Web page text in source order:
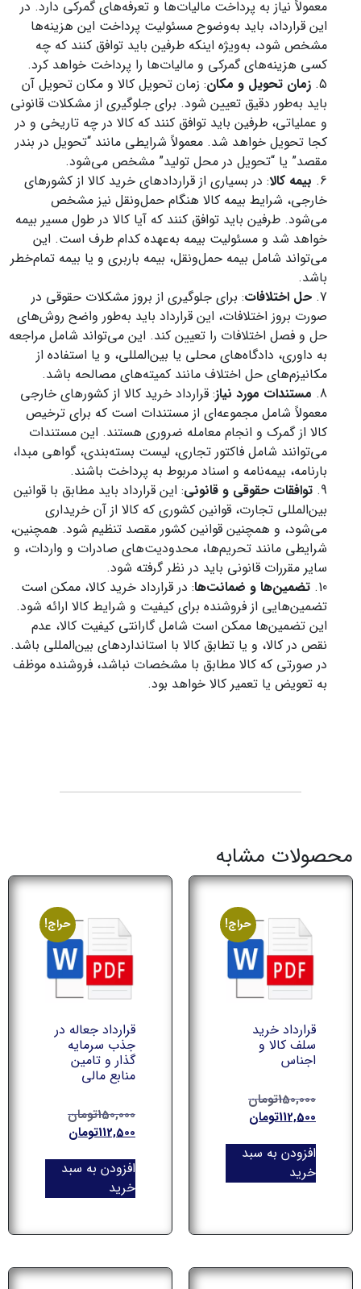
معمولاً نیاز به پرداخت مالیات‌ها و تعرفه‌های گمرکی دارد. در
این قرارداد، باید به‌وضوح مسئولیت پرداخت این هزینه‌ها
مشخص شود، به‌ویژه اینکه طرفین باید توافق کنند که چه
کسی هزینه‌های گمرکی و مالیات‌ها را پرداخت خواهد کرد.
زمان تحویل و مکان: زمان تحویل کالا و مکان تحویل آن
باید به‌طور دقیق تعیین شود. برای جلوگیری از مشکلات قانونی
و عملیاتی، طرفین باید توافق کنند که کالا در چه تاریخی و در
کجا تحویل خواهد شد. معمولاً شرایطی مانند “تحویل در بندر
مقصد” یا “تحویل در محل تولید” مشخص می‌شود.
بیمه کالا: در بسیاری از قراردادهای خرید کالا از کشورهای
خارجی، شرایط بیمه کالا هنگام حمل‌ونقل نیز مشخص
می‌شود. طرفین باید توافق کنند که آیا کالا در طول مسیر بیمه
خواهد شد و مسئولیت بیمه به‌عهده کدام طرف است. این
می‌تواند شامل بیمه حمل‌ونقل، بیمه باربری و یا بیمه تمام‌خطر
باشد.
حل اختلافات: برای جلوگیری از بروز مشکلات حقوقی در
صورت بروز اختلافات، این قرارداد باید به‌طور واضح روش‌های
حل و فصل اختلافات را تعیین کند. این می‌تواند شامل مراجعه
به داوری، دادگاه‌های محلی یا بین‌المللی، و یا استفاده از
مکانیزم‌های حل اختلاف مانند کمیته‌های مصالحه باشد.
مستندات مورد نیاز: قرارداد خرید کالا از کشورهای خارجی
معمولاً شامل مجموعه‌ای از مستندات است که برای ترخیص
کالا از گمرک و انجام معامله ضروری هستند. این مستندات
می‌توانند شامل فاکتور تجاری، لیست بسته‌بندی، گواهی مبدا،
بارنامه، بیمه‌نامه و اسناد مربوط به پرداخت باشند.
توافقات حقوقی و قانونی: این قرارداد باید مطابق با قوانین
بین‌المللی تجارت، قوانین کشوری که کالا از آن خریداری
می‌شود، و همچنین قوانین کشور مقصد تنظیم شود. همچنین،
شرایطی مانند تحریم‌ها، محدودیت‌های صادرات و واردات، و
سایر مقررات قانونی باید در نظر گرفته شود.
تضمین‌ها و ضمانت‌ها: در قرارداد خرید کالا، ممکن است
تضمین‌هایی از فروشنده برای کیفیت و شرایط کالا ارائه شود.
این تضمین‌ها ممکن است شامل گارانتی کیفیت کالا، عدم
نقص در کالا، و یا تطابق کالا با استانداردهای بین‌المللی باشد.
در صورتی که کالا مطابق با مشخصات نباشد، فروشنده موظف
به تعویض یا تعمیر کالا خواهد بود.
محصولات مشابه
حراج!
قرارداد خرید
سلف کالا و
اجناس
150,000تومان
112,500تومان
افزودن به سبد
خرید
حراج!
قرارداد جعاله در
جذب سرمایه
گذار و تامین
منابع مالی
150,000تومان
112,500تومان
افزودن به سبد
خرید